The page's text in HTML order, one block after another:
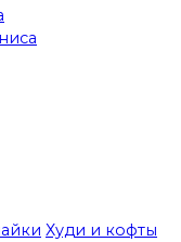
Худи и кофты